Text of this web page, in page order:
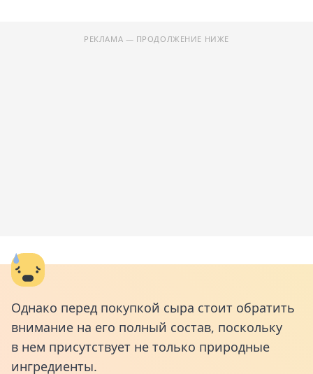
РЕКЛАМА — ПРОДОЛЖЕНИЕ НИЖЕ
Однако перед покупкой сыра стоит обратить
внимание на его полный состав, поскольку
в нем присутствует не только природные
ингредиенты.